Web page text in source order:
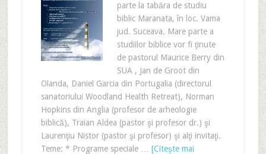
parte la tabăra de studiu
biblic Maranata, în loc. Vama
jud. Suceava. Mare parte a
studiilor biblice vor fi ţinute
de pastorul Maurice Berry din
SUA , Jan de Groot din
Olanda, Daniel Garcia din Portugalia (directorul
sanatoriului Woodland Health Retreat), Norman
Hopkins din Anglia (profesor de arheologie
biblică), Traian Aldea (pastor şi profesor dr.) şi
Laurenţiu Nistor (pastor şi profesor) şi alţi invitaţi.
Teme: * Programe speciale … [Citeşte mai